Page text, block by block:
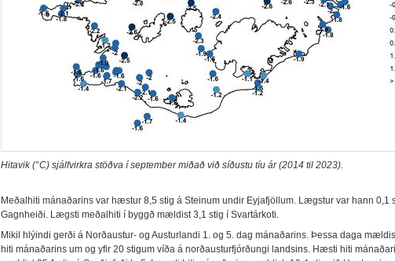
Hitavik (°C) sjálfvirkra stöðva í september miðað við síðustu tíu ár (2014 til 2023).
Meðalhiti mánaðarins var hæstur 8,5 stig á Steinum undir Eyjafjöllum. Lægstur var hann 0,1
Gagnheiði. Lægsti meðalhiti í byggð mældist 3,1 stig í Svartárkoti.
Mikil hlýindi gerði á Norðaustur- og Austurlandi 1. og 5. dag mánaðarins. Þessa daga
hiti mánaðarins um og yfir 20 stigum víða á norðausturfjórðungi landsins. Hæsti hiti